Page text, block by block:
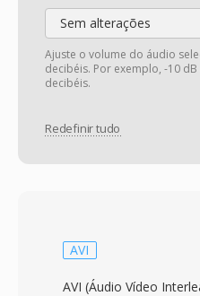
Sem alterações
Ajuste o volume do áudio
decibéis. Por exemplo, -10
decibéis.
Redefinir tudo
AVI
AVI (Áudio Vídeo